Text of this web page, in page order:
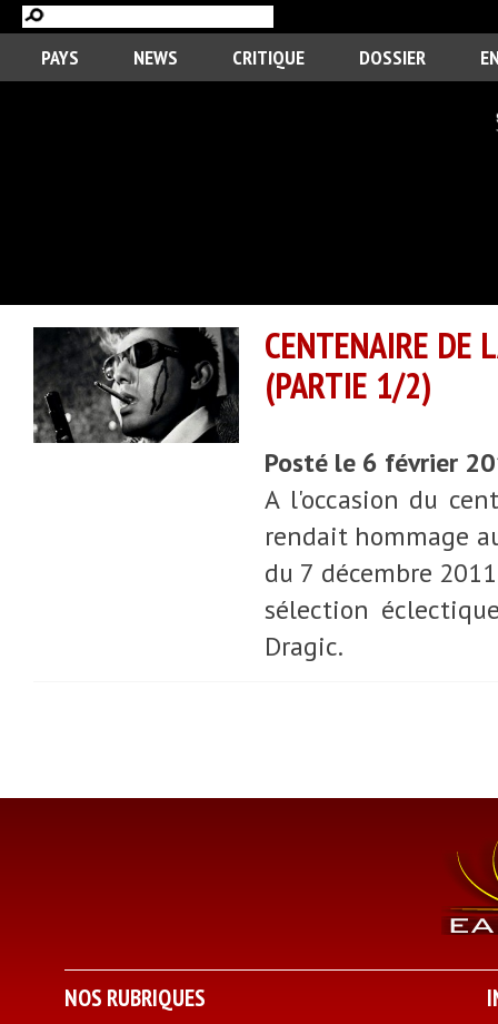
PAYS NEWS CRITIQUE DOSSIER
CENTENAIRE DE
(PARTIE 1/2)
Posté le 6 février
A l'occasion du
rendait hommage
du 7 décembre
sélection
Dragic.
NOS RUBRIQUES